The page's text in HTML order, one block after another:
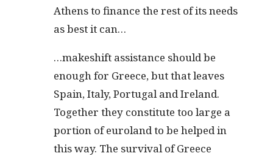
Athens to finance the rest of its needs
as best it can…
…makeshift assis­tance should be
enough for Greece, but that leaves
Spain, Italy, Por­tu­gal and Ire­land.
Togeth­er they con­sti­tute too large a
por­tion of euroland to be helped in
this way. The sur­vival of Greece